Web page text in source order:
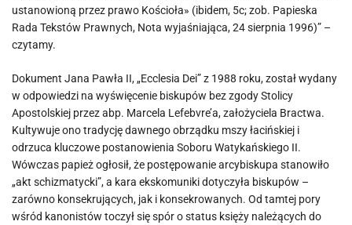
ustanowioną przez prawo Kościoła» (ibidem, 5c; zob. Papieska
Rada Tekstów Prawnych, Nota wyjaśniająca, 24 sierpnia 1996)” –
czytamy.
Dokument Jana Pawła II, „Ecclesia Dei” z 1988 roku, został wydany
w odpowiedzi na wyświęcenie biskupów bez zgody Stolicy
Apostolskiej przez abp. Marcela Lefebvre’a, założyciela Bractwa.
Kultywuje ono tradycję dawnego obrządku mszy łacińskiej i
odrzuca kluczowe postanowienia Soboru Watykańskiego II.
Wówczas papież ogłosił, że postępowanie arcybiskupa stanowiło
„akt schizmatycki”, a kara ekskomuniki dotyczyła biskupów –
zarówno konsekrujących, jak i konsekrowanych. Od tamtej pory
wśród kanonistów toczył się spór o status księży należących do